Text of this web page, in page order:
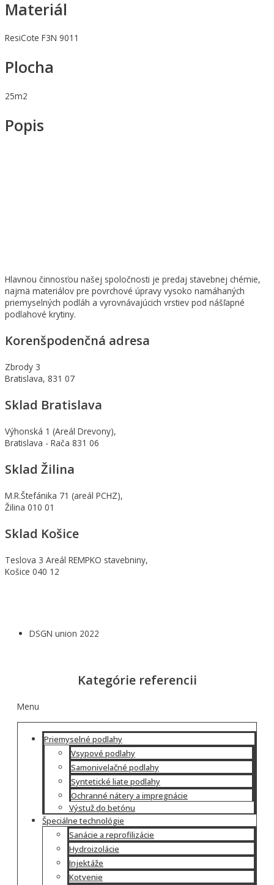
Materiál
ResiCote F3N 9011
Plocha
25m2
Popis
Hlavnou činnosťou našej spoločnosti je predaj stavebnej chémie,
najmä materiálov pre povrchové úpravy vysoko namáhaných
priemyselných podláh a vyrovnávajúcich vrstiev pod nášľapné
podlahové krytiny.
Korenšpodenčná adresa
Zbrody 3
Bratislava, 831 07
Sklad Bratislava
Výhonská 1 (Areál Drevony),
Bratislava - Rača 831 06
Sklad Žilina
M.R.Štefánika 71 (areál PCHZ),
Žilina 010 01
Sklad Košice
Teslova 3 Areál REMPKO stavebniny,
Košice 040 12
DSGN union 2022
Kategórie referencii
Menu
Priemyselné podlahy
Vsypové podlahy
Samonivelačné podlahy
Syntetické liate podlahy
Ochranné nátery a impregnácie
Výstuž do betónu
Špeciálne technológie
Sanácie a reprofilizácie
Hydroizolácie
Injektáže
Kotvenie